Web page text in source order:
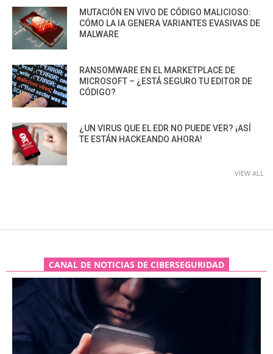
MUTACIÓN EN VIVO DE CÓDIGO MALICIOSO:
CÓMO LA IA GENERA VARIANTES EVASIVAS DE
MALWARE
RANSOMWARE EN EL MARKETPLACE DE
MICROSOFT – ¿ESTÁ SEGURO TU EDITOR DE
CÓDIGO?
¿UN VIRUS QUE EL EDR NO PUEDE VER? ¡ASÍ
TE ESTÁN HACKEANDO AHORA!
VIEW ALL
CANAL DE NOTICIAS DE CIBERSEGURIDAD